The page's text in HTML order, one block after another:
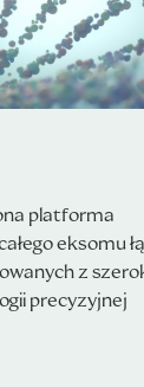
platforma
eksomu
z
precyzyjnej